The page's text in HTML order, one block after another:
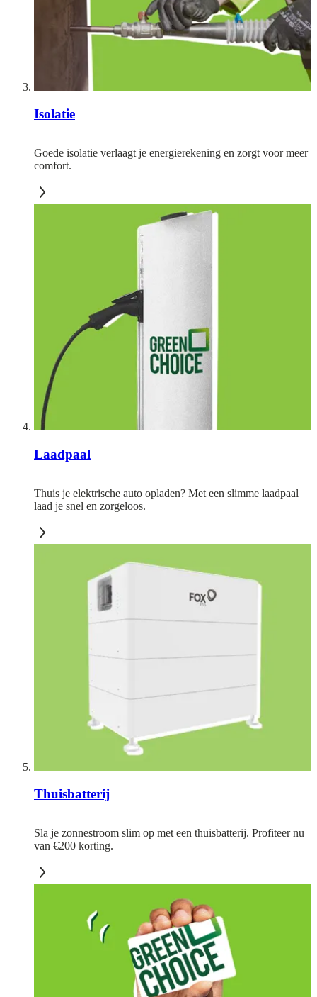
Isolatie
Goede isolatie verlaagt je energierekening en zorgt voor meer
comfort.
Laadpaal
Thuis je elektrische auto opladen? Met een slimme laadpaal
laad je snel en zorgeloos.
Thuisbatterij
Sla je zonnestroom slim op met een thuisbatterij. Profiteer nu
van €200 korting.